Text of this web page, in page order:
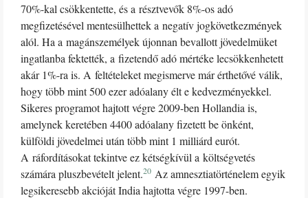
70%-kal csökkentette, és a résztvevők 8%-os adó
megfizetésével mentesülhettek a negatív jogkövetkezmények
alól. Ha a magánszemélyek újonnan bevallott jövedelmüket
ingatlanba fektették, a fizetendő adó mértéke lecsökkenhetett
akár 1%-ra is. A feltételeket megismerve már érthetővé válik,
hogy több mint 500 ezer adóalany élt e kedvezményekkel.
Sikeres programot hajtott végre 2009-ben Hollandia is,
amelynek keretében 4400 adóalany fizetett be önként,
külföldi jövedelmei után több mint 1 milliárd eurót.
A ráfordításokat tekintve ez kétségkívül a költségvetés
számára pluszbevételt jelent.20 Az amnesztiatörténelem egyik
legsikeresebb akcióját India hajtotta végre 1997-ben.